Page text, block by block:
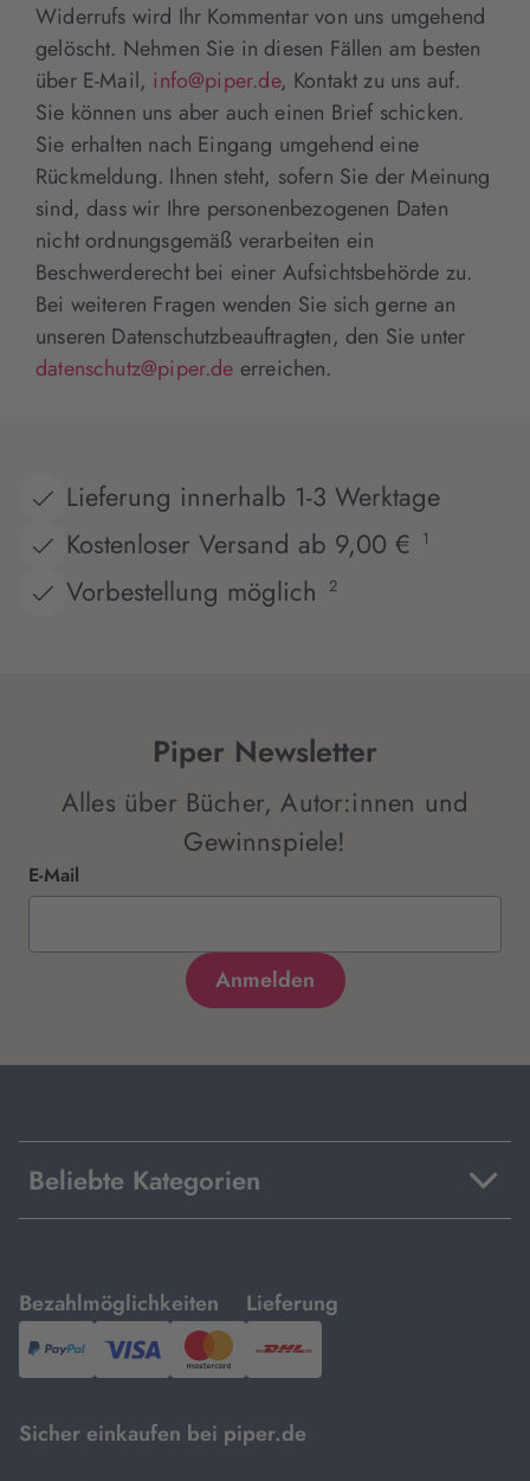
Widerrufs wird Ihr Kommentar von uns umgehend
gelöscht. Nehmen Sie in diesen Fällen am besten
über E-Mail, info@piper.de, Kontakt zu uns auf.
Sie können uns aber auch einen Brief schicken.
Sie erhalten nach Eingang umgehend eine
Rückmeldung. Ihnen steht, sofern Sie der Meinung
sind, dass wir Ihre personenbezogenen Daten
nicht ordnungsgemäß verarbeiten ein
Beschwerderecht bei einer Aufsichtsbehörde zu.
Bei weiteren Fragen wenden Sie sich gerne an
unseren Datenschutzbeauftragten, den Sie unter
datenschutz@piper.de erreichen.
Lieferung innerhalb 1-3 Werktage
Kostenloser Versand ab 9,00 €
1
Vorbestellung möglich 2
Piper Newsletter
Alles über Bücher, Autor:innen und
Gewinnspiele!
E-Mail
Beliebte Kategorien
Bezahlmöglichkeiten
mit
PayPal,Visa
und
Lieferung
mit
DHL.
Sicher einkaufen bei piper.de